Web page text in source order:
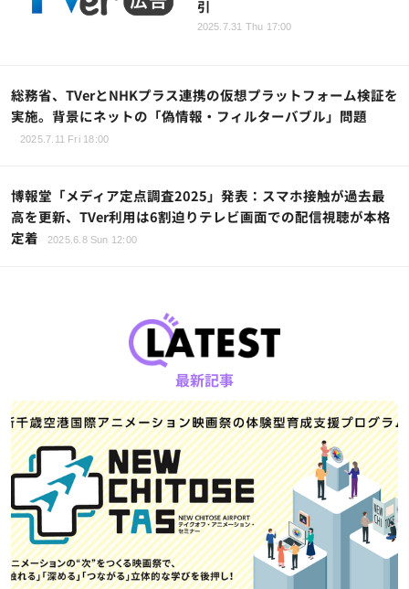
引
2025.7.31 Thu 17:00
総務省、TVerとNHKプラス連携の仮想プラットフォーム検証を
実施。背景にネットの「偽情報・フィルターバブル」問題
2025.7.11 Fri 18:00
博報堂「メディア定点調査2025」発表：スマホ接触が過去最
高を更新、TVer利用は6割迫りテレビ画面での配信視聴が本格
定着
2025.6.8 Sun 12:00
最新記事